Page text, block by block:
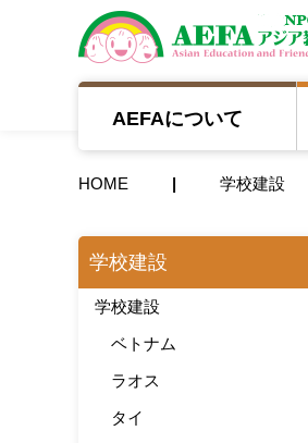
AEFAについて
HOME 学校建設
学校建設
学校建設
ベトナム
ラオス
タイ